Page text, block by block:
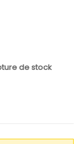
de stock